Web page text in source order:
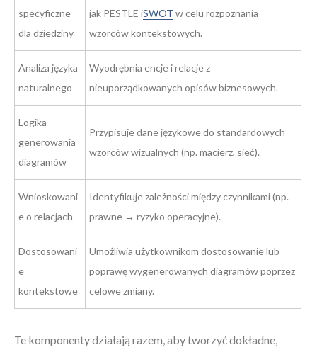
specyficzne
dla dziedziny
jak PESTLE iSWOT w celu rozpoznania
wzorców kontekstowych.
Analiza języka
naturalnego
Wyodrębnia encje i relacje z
nieuporządkowanych opisów biznesowych.
Logika
generowania
diagramów
Przypisuje dane językowe do standardowych
wzorców wizualnych (np. macierz, sieć).
Wnioskowani
e o relacjach
Identyfikuje zależności między czynnikami (np.
prawne → ryzyko operacyjne).
Dostosowani
e
kontekstowe
Umożliwia użytkownikom dostosowanie lub
poprawę wygenerowanych diagramów poprzez
celowe zmiany.
Te komponenty działają razem, aby tworzyć dokładne,